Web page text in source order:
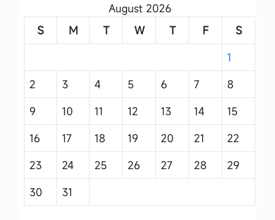
August 2026
S
M T W T F
S
1
2
3 4 5 6 7
8
9
10 11 12 13 14
15
16
17 18 19 20 21
22
23
24 25 26 27 28
29
30
31